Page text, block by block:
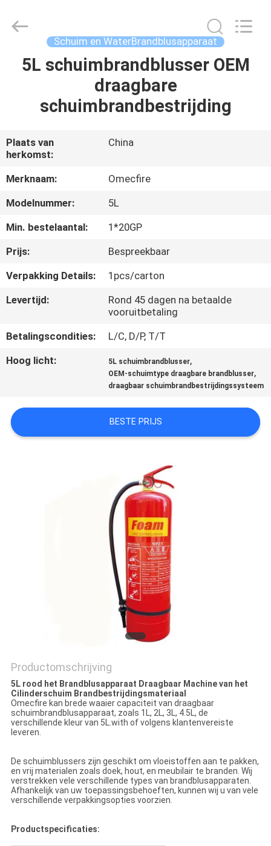
HUIS
PRODUCTEN
VIDEOS
ONGEVEER
ONS
KWALITEITSCONTROLE
CONTACTEER
ONS
VERZOEK
OM EEN
PRIVACYBELEID
Reserved.
Schuim en WaterBrandblusapparaat
5L schuimbrandblusser OEM
draagbare
schuimbrandbestrijding
Plaats van
herkomst:
China
Merknaam:
Omecfire
Modelnummer:
5L
Min. bestelaantal:
1*20GP
Prijs:
Bespreekbaar
Verpakking Details:
1pcs/carton
Levertijd:
Rond 45 dagen na betaalde
vooruitbetaling
Betalingscondities:
L/C, D/P, T/T
Hoog licht:
5L schuimbrandblusser,
OEM-schuimtype draagbare brandblusser,
draagbaar schuimbrandbestrijdingssysteem
BESTE PRIJS
Productomschrijving
5L rood het Brandblusapparaat Draagbaar Machine van het
Cilinderschuim Brandbestrijdingsmateriaal
Omecfire kan brede waaier capaciteit van draagbaar
schuimbrandblusapparaat, zoals 1L, 2L, 3L, 4.5L, de
verschillende kleur van 5L.with of volgens klantenvereiste
leveren.
De schuimblussers zijn geschikt om vloeistoffen aan te pakken,
en vrij materialen zoals doek, hout, en meubilair te branden. Wij
verstrekken vele verschillende types van brandblusapparaten.
Afhankelijk van uw toepassingsbehoeften, kunnen wij u van vele
verschillende verpakkingsopties voorzien.
Productspecificaties: